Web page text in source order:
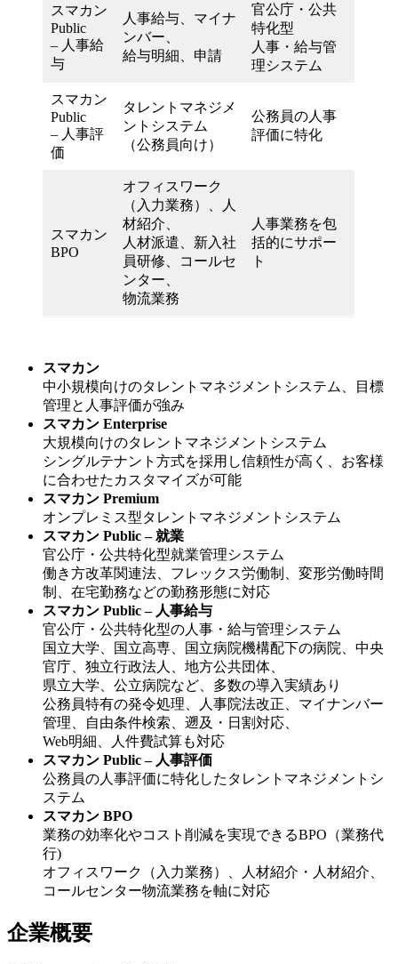
スマカン
Public
– 人事給
与
人事給与、マイナ
ンバー、
給与明細、申請
官公庁・公共
特化型
人事・給与管
理システム
スマカン
Public
– 人事評
価
タレントマネジメ
ントシステム
（公務員向け）
公務員の人事
評価に特化
スマカン
BPO
オフィスワーク
（入力業務）、人
材紹介、
人材派遣、新入社
員研修、コールセ
ンター、
物流業務
人事業務を包
括的にサポー
ト
スマカン
中小規模向けのタレントマネジメントシステム、目標
管理と人事評価が強み
スマカン Enterprise
大規模向けのタレントマネジメントシステム
シングルテナント方式を採用し信頼性が高く、お客様
に合わせたカスタマイズが可能
スマカン Premium
オンプレミス型タレントマネジメントシステム
スマカン Public – 就業
官公庁・公共特化型就業管理システム
働き方改革関連法、フレックス労働制、変形労働時間
制、在宅勤務などの勤務形態に対応
スマカン Public – 人事給与
官公庁・公共特化型の人事・給与管理システム
国立大学、国立高専、国立病院機構配下の病院、中央
官庁、独立行政法人、地方公共団体、
県立大学、公立病院など、多数の導入実績あり
公務員特有の発令処理、人事院法改正、マイナンバー
管理、自由条件検索、遡及・日割対応、
Web明細、人件費試算も対応
スマカン Public – 人事評価
公務員の人事評価に特化したタレントマネジメントシ
ステム
スマカン BPO
業務の効率化やコスト削減を実現できるBPO（業務代
行)
オフィスワーク（入力業務）、人材紹介・人材紹介、
コールセンター物流業務を軸に対応
企業概要